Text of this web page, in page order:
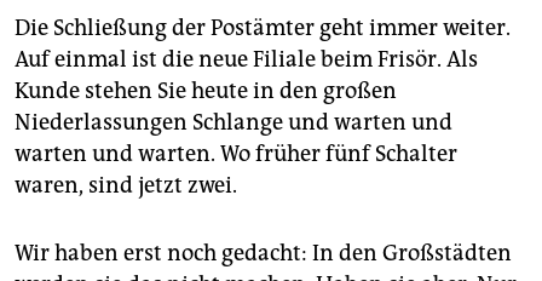
Die Schließung der Postämter geht immer weiter.
Auf einmal ist die neue Filiale beim Frisör. Als
Kunde stehen Sie heute in den großen
Niederlassungen Schlange und warten und
warten und warten. Wo früher fünf Schalter
waren, sind jetzt zwei.
Wir haben erst noch gedacht: In den Großstädten